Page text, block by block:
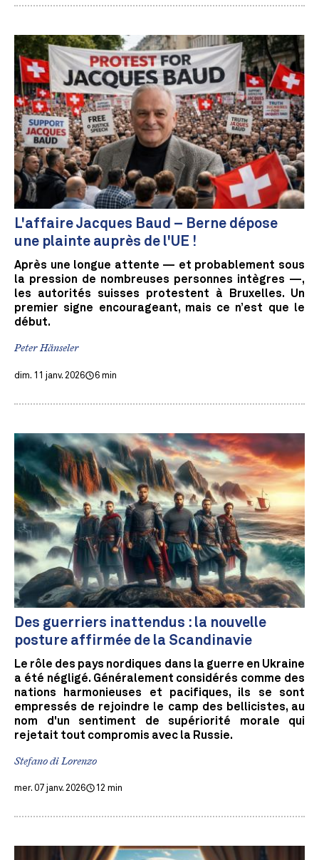
L'affaire Jacques Baud – Berne dépose
une plainte auprès de l'UE !
Après une longue attente — et probablement sous
la pression de nombreuses personnes intègres —,
les autorités suisses protestent à Bruxelles. Un
premier signe encourageant, mais ce n’est que le
début.
Peter Hänseler
dim. 11 janv. 2026 6 min
Des guerriers inattendus : la nouvelle
posture affirmée de la Scandinavie
Le rôle des pays nordiques dans la guerre en Ukraine
a été négligé. Généralement considérés comme des
nations harmonieuses et pacifiques, ils se sont
empressés de rejoindre le camp des bellicistes, au
nom d'un sentiment de supériorité morale qui
rejetait tout compromis avec la Russie.
Stefano di Lorenzo
mer. 07 janv. 2026 12 min